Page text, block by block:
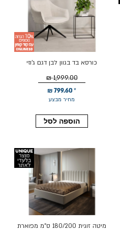
כורסא בד בגוון לבן דגם ג'וזי
מחיר מבצע
799.60 ₪
1,999.00 ₪
הוספה לסל
מיטה זוגית 180/200 ס"מ מפוארת